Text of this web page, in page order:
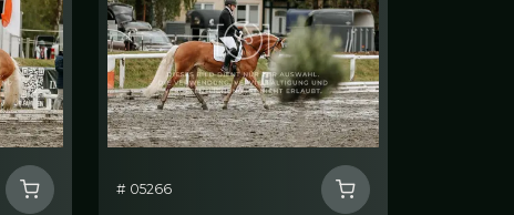
# 05266